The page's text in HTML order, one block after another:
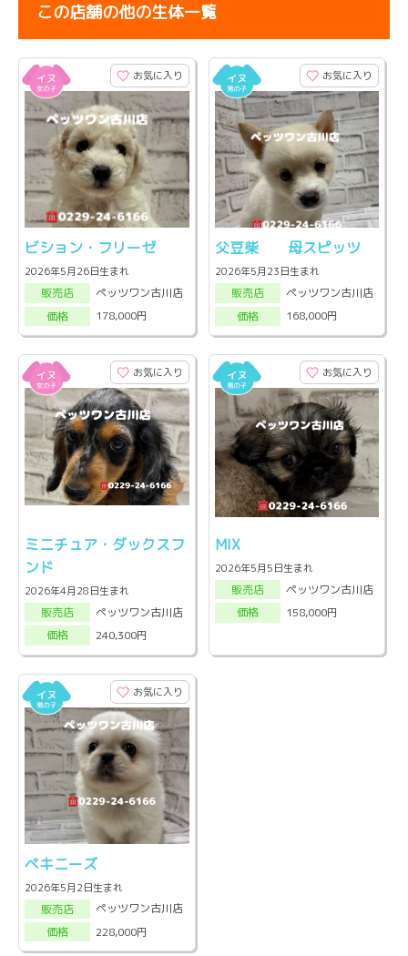
この店舗の他の生体一覧
お気に入り
ビション・フリーゼ
2026年5月26日生まれ
販売店
ペッツワン古川店
価格
178,000円
お気に入り
父豆柴 母スピッツ
2026年5月23日生まれ
販売店
ペッツワン古川店
価格
168,000円
お気に入り
ミニチュア・ダックスフ
ンド
2026年4月28日生まれ
販売店
ペッツワン古川店
価格
240,300円
お気に入り
MIX
2026年5月5日生まれ
販売店
ペッツワン古川店
価格
158,000円
お気に入り
ペキニーズ
2026年5月2日生まれ
販売店
ペッツワン古川店
価格
228,000円